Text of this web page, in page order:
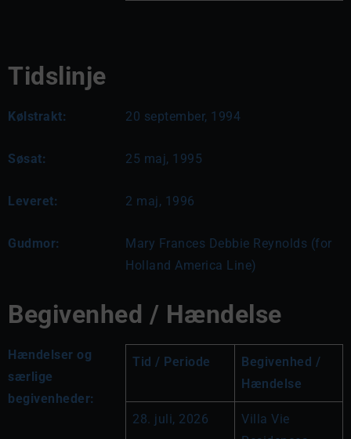
Tidslinje
Kølstrakt: 20 september, 1994
Søsat: 25 maj, 1995
Leveret: 2 maj, 1996
Gudmor:
Mary Frances Debbie Reynolds (for
Holland America Line)
Begivenhed / Hændelse
Hændelser og
særlige
begivenheder:
Tid / Periode
Begivenhed /
Hændelse
28. juli, 2026
Villa Vie